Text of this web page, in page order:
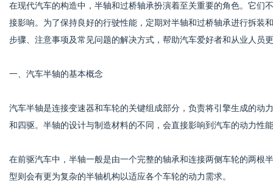
在现代汽车的构造中，半轴和过桥轴承扮演着至关重要的角色。它们
接影响。为了保持良好的行驶性能，定期对半轴和过桥轴承进行拆装
步骤、注意事项及常见问题的解决方式，帮助汽车爱好者和从业人员
一、汽车半轴的基本概念
汽车半轴是连接变速器和车轮的关键组成部分，负责将引擎生成的动
和四驱。半轴的设计与制造材料的不同，会直接影响到汽车的动力性
在前驱汽车中，半轴一般是由一个完整的轴承和连接两侧车轮的两根
型则会有更为复杂的半轴机构以适应各个车轮的动力需求。